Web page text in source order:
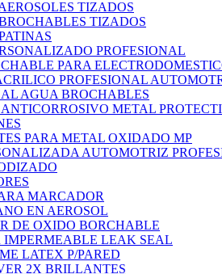
TIZADOS
TIZADOS
PROFESIONAL
PARA
PROFESIONAL
AGUA BROCHABLES
METAL
PARA METAL OXIDADO MP
AUTOMOTRIZ
MARCADOR
EN AEROSOL
DE OXIDO BORCHABLE
IMPERMEABLE LEAK SEAL
LATEX P/PARED
2X BRILLANTES